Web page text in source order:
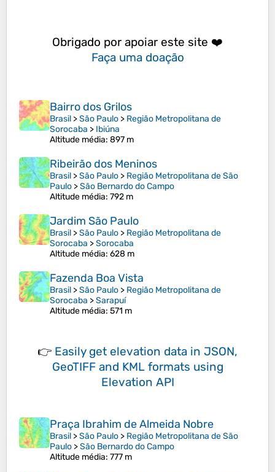
Obrigado por apoiar este site ❤️
Faça uma doação
Bairro dos Grilos
Brasil >São Paulo > Região Metropolitana de
Sorocaba > Ibiúna
Altitude média: 897 m
Ribeirão dos Meninos
Brasil >São Paulo > Região Metropolitana de São
Paulo >São Bernardo do Campo
Altitude média: 792 m
Jardim São Paulo
Brasil >São Paulo > Região Metropolitana de
Sorocaba >Sorocaba
Altitude média: 628 m
Fazenda Boa Vista
Brasil >São Paulo > Região Metropolitana de
Sorocaba >Sarapuí
Altitude média: 571 m
👉 Easily get elevation data in JSON,
GeoTIFF and KML formats using
Elevation API
Praça Ibrahim de Almeida Nobre
Brasil >São Paulo > Região Metropolitana de São
Paulo >São Bernardo do Campo
Altitude média: 777 m